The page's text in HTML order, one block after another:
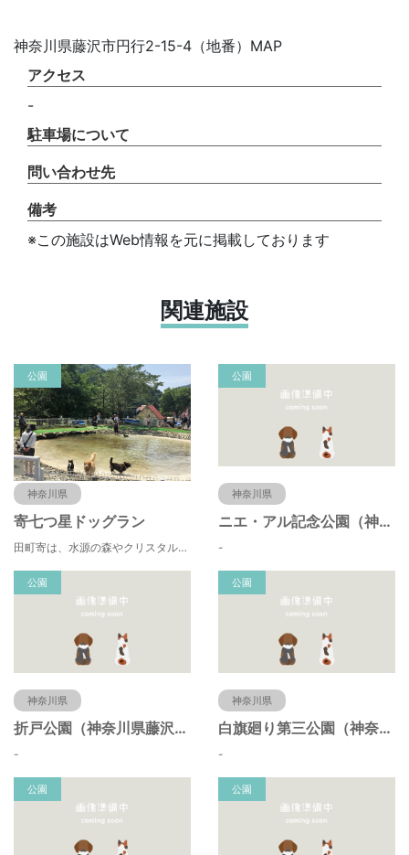
神奈川県藤沢市円行2-15-4（地番）MAP
アクセス
-
駐車場について
問い合わせ先
備考
※この施設はWeb情報を元に掲載しております
関連施設
公園
神奈川県
寄七つ星ドッグラン
田町寄は、水源の森やクリスタルな清流 、 満天の星空などの豊かな自然に包まれ、 食や農、芸術の魅力あふれる川の里です。 ドッグランエリアを中心とした『やどりき七つ星ヴィレッジ』を ゆっくりお楽しみください。
公園
神奈川県
ニエ・アル記念公園（神奈川県藤沢市）
-
公園
神奈川県
折戸公園（神奈川県藤沢市）
-
公園
神奈川県
白旗廻り第三公園（神奈川県藤沢市）
-
公園 公園